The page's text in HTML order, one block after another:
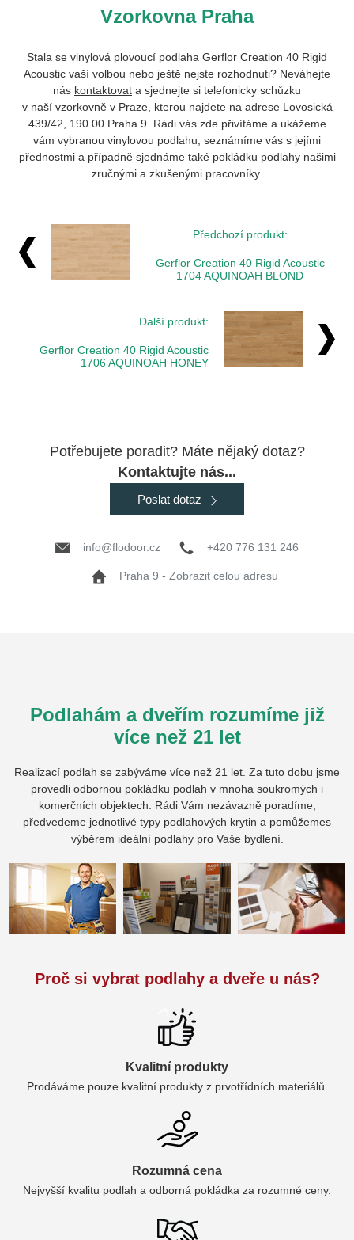
Vzorkovna Praha
Stala se vinylová plovoucí podlaha Gerflor Creation 40 Rigid
Acoustic vaší volbou nebo ještě nejste rozhodnuti? Neváhejte
nás kontaktovat a sjednejte si telefonicky schůzku
v naší vzorkovně v Praze, kterou najdete na adrese Lovosická
439/42, 190 00 Praha 9. Rádi vás zde přivítáme a ukážeme
vám vybranou vinylovou podlahu, seznámíme vás s jejími
přednostmi a případně sjednáme také pokládku podlahy našimi
zručnými a zkušenými pracovníky.
Předchozí produkt:
Gerflor Creation 40 Rigid Acoustic
1704 AQUINOAH BLOND
Další produkt:
Gerflor Creation 40 Rigid Acoustic
1706 AQUINOAH HONEY
Potřebujete poradit? Máte nějaký dotaz?
Kontaktujte nás...
Poslat dotaz
info@flodoor.cz +420 776 131 246
Praha 9 - Zobrazit celou adresu
Podlahám a dveřím rozumíme již
více než 21 let
Realizací podlah se zabýváme více než 21 let. Za tuto dobu jsme
provedli odbornou pokládku podlah v mnoha soukromých i
komerčních objektech. Rádi Vám nezávazně poradíme,
předvedeme jednotlivé typy podlahových krytin a pomůžemes
výběrem ideální podlahy pro Vaše bydlení.
Proč si vybrat podlahy a dveře u nás?
Kvalitní produkty
Prodáváme pouze kvalitní produkty z prvotřídních materiálů.
Rozumná cena
Nejvyšší kvalitu podlah a odborná pokládka za rozumné ceny.